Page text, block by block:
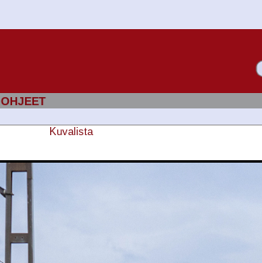
OHJEET
Kuvalista